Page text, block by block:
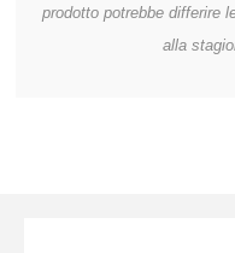
prodotto potrebbe differire
alla